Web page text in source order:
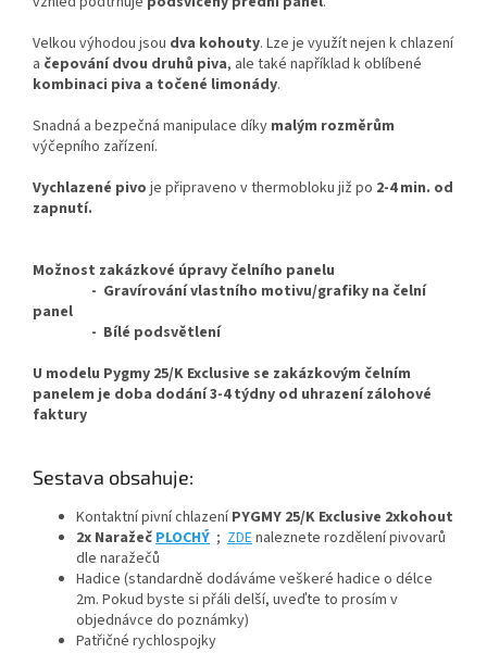
Velkou výhodou jsou dva kohouty. Lze je využít nejen k chlazení
a čepování dvou druhů piva, ale také například k oblíbené
kombinaci piva a točené limonády.
Snadná a bezpečná manipulace díky malým rozměrům
výčepního zařízení.
Vychlazené pivo je připraveno v thermobloku již po 2-4 min. od
zapnutí.
Možnost zakázkové úpravy čelního panelu
- Gravírování vlastního motivu/grafiky na čelní
panel
- Bílé podsvětlení
U modelu Pygmy 25/K Exclusive se zakázkovým čelním
panelem je doba dodání 3-4 týdny od uhrazení zálohové
faktury
Sestava obsahuje:
Kontaktní pivní chlazeníPYGMY 25/K Exclusive 2xkohout
2x NaražečPLOCHÝ ; ZDEnaleznete rozdělení pivovarů
dle naražečů
Hadice (standardně dodáváme veškeré hadice o délce
2m. Pokud byste si přáli delší, uveďte to prosím v
objednávce do poznámky)
Patřičné rychlospojky